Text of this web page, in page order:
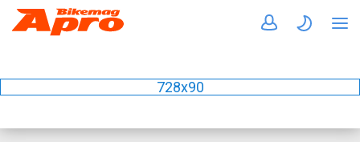
728x90